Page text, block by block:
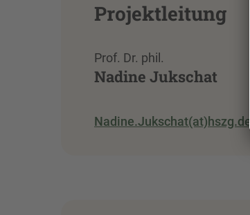
Projektleitung
Prof. Dr. phil.
Nadine Jukschat
Nadine.Jukschat(at)hszg.de